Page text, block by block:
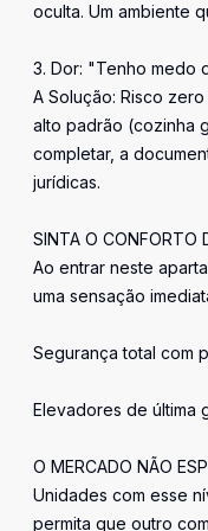
oculta. Um ambiente
3. Dor: "Tenho medo
A Solução: Risco
alto padrão (cozinha
completar, a
jurídicas.
SINTA O CONFORTO
Ao entrar neste
uma sensação
Segurança total com
Elevadores de última
O MERCADO NÃO
Unidades com esse
permita que outro